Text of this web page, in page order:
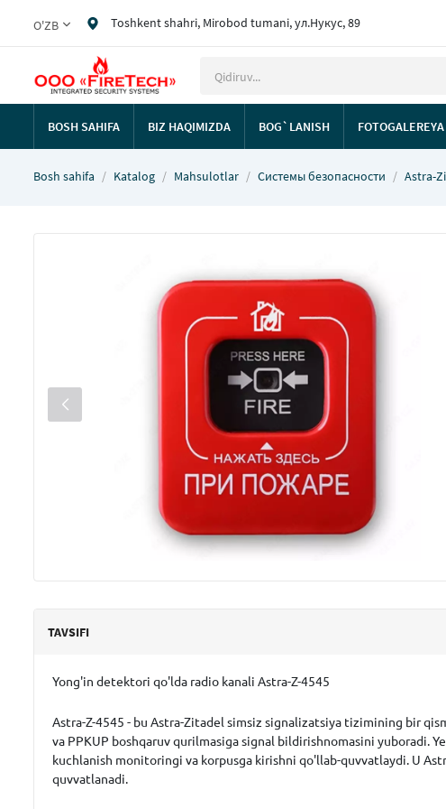
O'ZB Toshkent shahri, Mirobod tumani, ул.Нукус, 89
BOSH SAHIFA BIZ HAQIMIZDA BOG`LANISH FOTOGALEREYA
Bosh sahifa Katalog Mahsulotlar Системы безопасности Astra-
TAVSIFI
Yong'in detektori qo'lda radio kanali Astra-Z-4545
Astra-Z-4545 - bu Astra-Zitadel simsiz signalizatsiya tizimining bir
va PPKUP boshqaruv qurilmasiga signal bildirishnomasini yuboradi.
kuchlanish monitoringi va korpusga kirishni qo'llab-quvvatlaydi. U
quvvatlanadi.